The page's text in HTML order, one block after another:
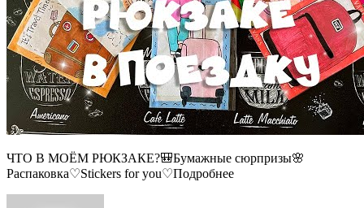
ЧТО В МОЁМ РЮКЗАКЕ?🎒Бумажные сюрпризы🌸
Распаковка♡Stickers for you♡Подробнее